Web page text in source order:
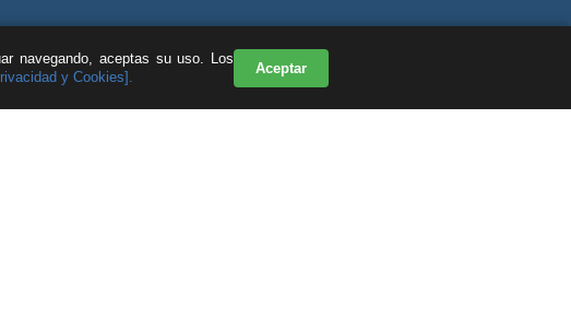
navegando, aceptas su uso. Los
y Cookies].
Aceptar